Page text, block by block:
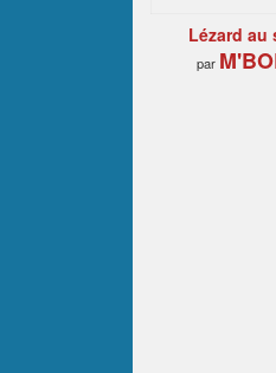
Lézard au
par